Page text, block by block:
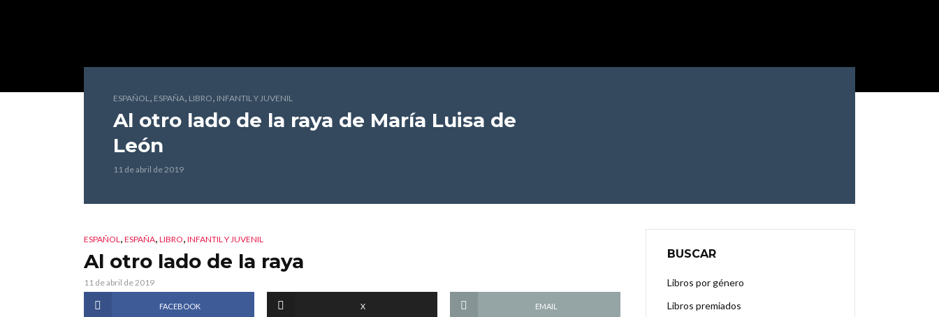
ESPAÑOL, ESPAÑA, LIBRO, INFANTIL Y JUVENIL
Al otro lado de la raya de María Luisa de
León
11 de abril de 2019
ESPAÑOL, ESPAÑA, LIBRO, INFANTIL Y JUVENIL
Al otro lado de la raya
11 de abril de 2019
FACEBOOK X EMAIL
BUSCAR
Libros por género
Libros premiados